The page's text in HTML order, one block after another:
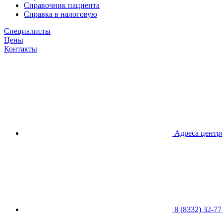
Справочник пациента
Справка в налоговую
Специалисты
Цены
Контакты
Адреса
8 (8332) 32-